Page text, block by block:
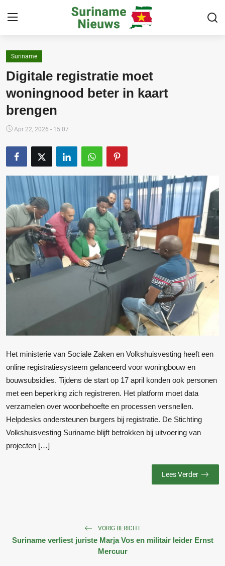
Home
Suriname
Buitenland
Sport
Cultuur & Media
Deals!
Suriname
Digitale registratie moet
woningnood beter in kaart
brengen
Apr 22, 2026 - 15:07
Het ministerie van Sociale Zaken en Volkshuisvesting heeft een
online registratiesysteem gelanceerd voor woningbouw en
bouwsubsidies. Tijdens de start op 17 april konden ook personen
met een beperking zich registreren. Het platform moet data
verzamelen over woonbehoefte en processen versnellen.
Helpdesks ondersteunen burgers bij registratie. De Stichting
Volkshuisvesting Suriname blijft betrokken bij uitvoering van
projecten […]
Lees Verder
VORIG BERICHT
Suriname verliest juriste Marja Vos en militair leider Ernst
Mercuur